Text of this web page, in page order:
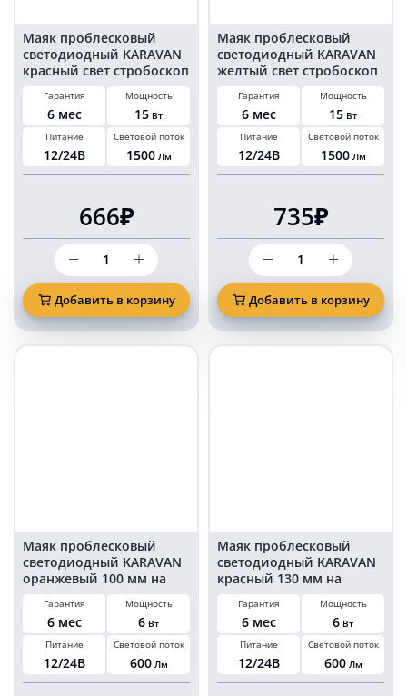
Маяк проблесковый
светодиодный KARAVAN
красный свет стробоскоп
100 мм 15 Ватт на болтах
Гарантия
6 мес
Мощность
15 Вт
Питание
12/24В
Световой поток
1500 Лм
666₽
Количество
товара
Маяк
проблесковый
светодиодный
KARAVAN
красный
Добавить в корзину
Маяк проблесковый
светодиодный KARAVAN
желтый свет стробоскоп
100 мм 15 Ватт на болтах
Гарантия
6 мес
Мощность
15 Вт
Питание
12/24В
Световой поток
1500 Лм
735₽
Количество
товара
Маяк
проблесковый
светодиодный
KARAVAN
желтый
Добавить в корзину
Маяк проблесковый
светодиодный KARAVAN
оранжевый 100 мм на
магните в
прикуриватель
Гарантия
6 мес
Мощность
6 Вт
Питание
12/24В
Световой поток
600 Лм
Маяк проблесковый
светодиодный KARAVAN
красный 130 мм на
магните в
прикуриватель
Гарантия
6 мес
Мощность
6 Вт
Питание
12/24В
Световой поток
600 Лм